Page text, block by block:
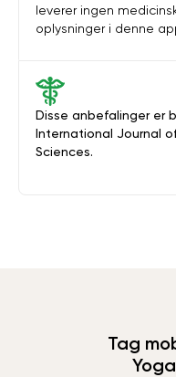
Disse anbefalinger er
International Journal
Sciences.
leverer ingen
oplysninger i denne
Tag